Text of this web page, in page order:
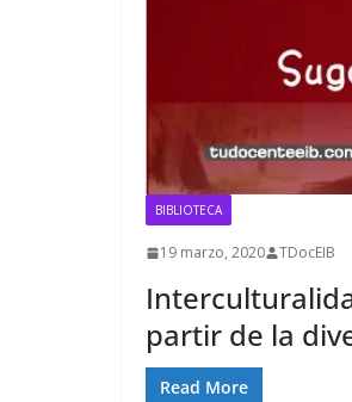
BIBLIOTECA
19 marzo, 2020 TDocEIB
partir de la
Read More